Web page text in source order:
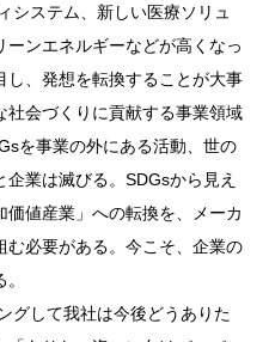
システム、新しい医療ソリュ
ンエネルギーなどが高くなっ
、発想を転換することが大事
社会づくりに貢献する事業領域
を事業の外にある活動、世の
業は滅びる。SDGsから見え
値産業」への転換を、メーカ
む必要がある。今こそ、企業の
グして我社は今後どうありた